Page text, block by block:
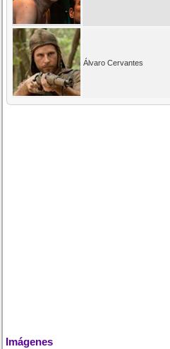
Álvaro Cervantes
Imágenes